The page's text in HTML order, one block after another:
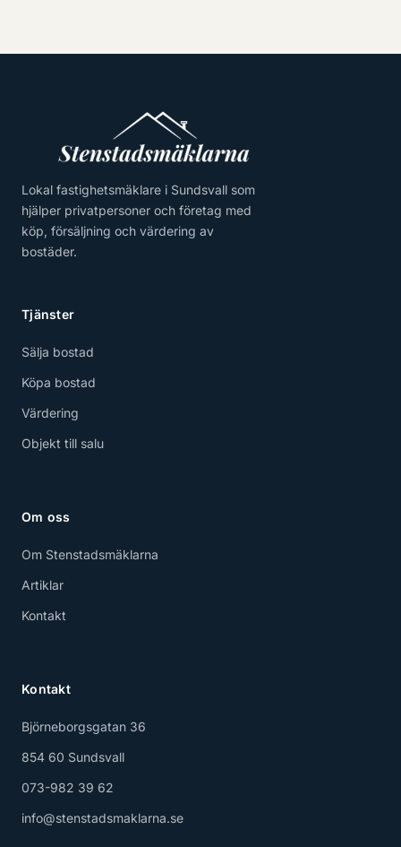
Lokal fastighetsmäklare i Sundsvall som
hjälper privatpersoner och företag med
köp, försäljning och värdering av
bostäder.
Tjänster
Sälja bostad
Köpa bostad
Värdering
Objekt till salu
Om oss
Om Stenstadsmäklarna
Artiklar
Kontakt
Kontakt
Björneborgsgatan 36
854 60 Sundsvall
073-982 39 62
info@stenstadsmaklarna.se